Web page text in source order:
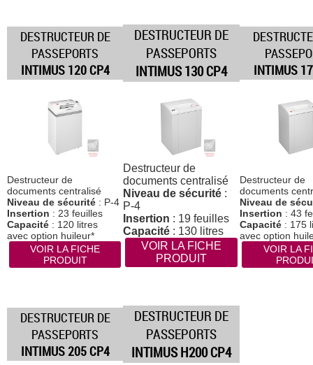
DESTRUCTEUR DE
PASSEPORTS
INTIMUS 120 CP4
DESTRUCTEUR DE
PASSEPORTS
INTIMUS 130 CP4
INTIMUS
Destructeur de
documents centralisé
Niveau de sécurité : P-4
Insertion : 23 feuilles
Capacité : 120 litres
avec option huileur*
VOIR LA FICHE
PRODUIT
Destructeur de
documents centralisé
Niveau de sécurité :
P-4
Insertion : 19 feuilles
Capacité : 130 litres
VOIR LA FICHE
PRODUIT
Destructeur de
documents
Niveau de
Insertion : 43
Capacité : 175
avec option
VOIR LA
DESTRUCTEUR DE
PASSEPORTS
INTIMUS 205 CP4
DESTRUCTEUR DE
PASSEPORTS
INTIMUS H200 CP4